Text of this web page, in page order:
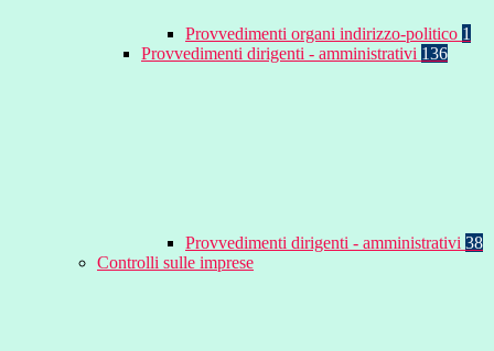
Provvedimenti organi indirizzo-politico 1
Provvedimenti dirigenti - amministrativi 136
Provvedimenti dirigenti - amministrativi 38
Controlli sulle imprese